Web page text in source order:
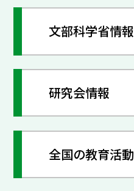
文部科学省情報
研究会情報
全国の教育活動